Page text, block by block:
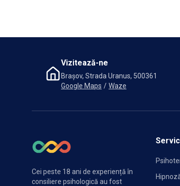
Vizitează-ne
Brașov, Strada Uranus, 500361
Google Maps / Waze
Cei peste 18 ani de experiență în
consiliere psihologică au fost